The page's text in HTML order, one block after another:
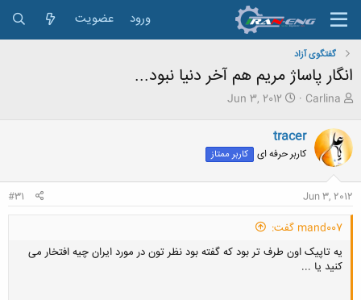
ورود عضویت
گفتگوی آزاد
انگار پاساژ مریم هم آخر دنیا نبود...
ش
و
ع
ک
ن
ن
د
م
ض
و
Carlina
ت
ی
خ
ر
Jun 3, 2012
tracer
کاربر حرفه ای کاربر ممتاز
Jun 3, 2012
#31
mand007 گفت:
یه تاپیک اون طرف تر بود که گفته بود نظر تون در مورد ایران چیه افتخار می
کنید یا ...